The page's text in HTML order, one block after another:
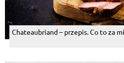
Chateaubriand – przepis. Co to za